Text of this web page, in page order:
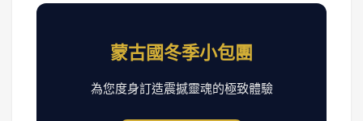
蒙古國冬季小包團
為您度身訂造震撼靈魂的極致體驗